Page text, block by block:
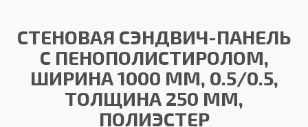
СТЕНОВАЯ СЭНДВИЧ-ПАНЕЛЬ
С ПЕНОПОЛИСТИРОЛОМ,
ШИРИНА 1000 ММ, 0.5/0.5,
ТОЛЩИНА 250 ММ,
ПОЛИЭСТЕР